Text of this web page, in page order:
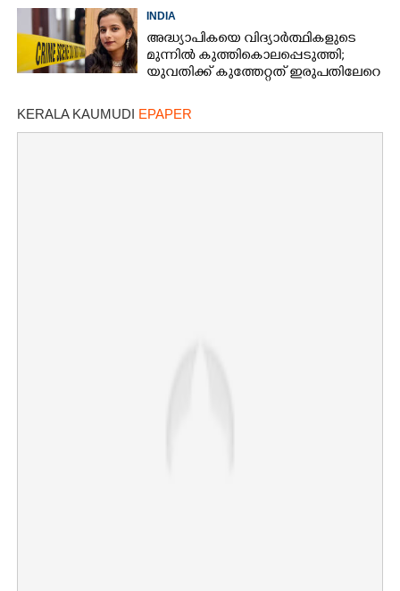
INDIA
അദ്ധ്യാപികയെ വിദ്യാർത്ഥികളുടെ
മുന്നിൽ കുത്തികൊലപ്പെടുത്തി;
യുവതിക്ക് കുത്തേറ്റത് ഇരുപതിലേറെ
KERALA KAUMUDI EPAPER